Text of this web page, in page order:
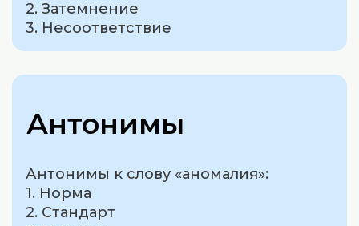
2. Затемнение
3. Несоответствие
Антонимы
Антонимы к слову «аномалия»:
1. Норма
2. Стандарт